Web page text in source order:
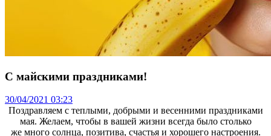
C майскими праздниками!
30/04/2021 03:23
Поздравляем с теплыми, добрыми и весенними праздниками
мая. Желаем, чтобы в вашей жизни всегда было столько
же много солнца, позитива, счастья и хорошего настроения.